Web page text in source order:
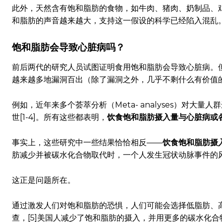
此外，天然含有饱和脂肪的食物，如牛肉、猪肉、奶制品
和脂肪的声音越来越大，支持这一假设的科学已经陷入混
饱和脂肪会导致心脏病吗？
前后两代的研究人员试图证明食用饱和脂肪会导致心脏病
越来越多地漏洞百出（除了漏洞之外，几乎不剩什么有价值
例如，近年来多个荟萃分析（Meta- analyses）对大量人
世[1-4]。所有这些都表明，饮食饱和脂肪摄入量与心脏病
事实上，这些研究中一些结果恰恰相反——饮食饱和脂肪摄
肪减少并被碳水化合物取代时，一个人发生冠状动脉事件的
这正是问题所在。
通过激发人们对饱和脂肪的恐惧，人们可能会选择低脂肪
查，[5]美国人减少了饱和脂肪的摄入，并用更多的碳水化